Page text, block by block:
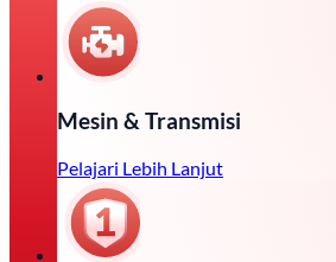
Mesin & Transmisi
Pelajari Lebih Lanjut